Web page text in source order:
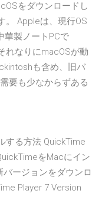
をダウンロードし
。 Appleは、現行OS
華製ノートPCで
れなりにmacOSが動
も含め、旧バ
要も少なからずある
する方法 QuickTime
をMacにイン
ージョンをダウンロ
Player 7 Version